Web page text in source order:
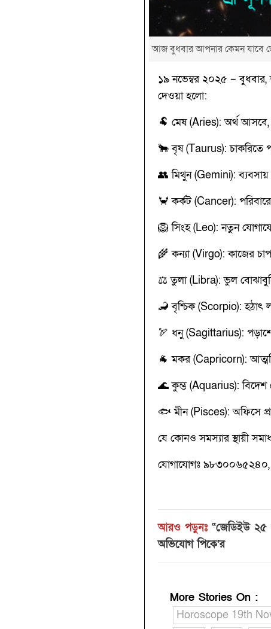
আজ বুধবার আপনার কেমন যাবে
১৯ নভেম্বর ২০২৫ – বুধবার,
দেওয়া হলো:
🐏 মেষ (Aries): অর্থ
🐂 বৃষ (Taurus): চাকরিতে
👥 মিথুন (Gemini): ব্যবসায়
🦀 কর্কট (Cancer):
🦁 সিংহ (Leo): নতুন
🌾 কন্যা (Virgo): কাজের
⚖️ তুলা (Libra): ভুল
🦂 বৃশ্চিক (Scorpio): হঠাৎ
🏹 ধনু (Sagittarius):
🐐 মকর (Capricorn):
🌊 কুম্ভ (Aquarius): বিদেশ
🐟 মীন (Pisces): অফিসে
যে কোনও সমস্যার স্থায়ী
যোগাযোগঃ
আরও পড়ুনঃ “জেডিইউ ২৫
অভিযোগ পিকে’র
More Stories On :
Horoscope 19th